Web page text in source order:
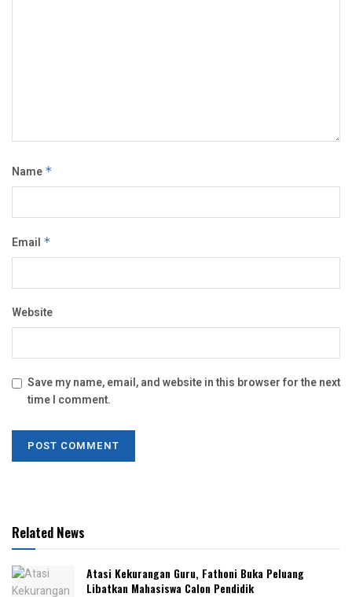
Name *
Email *
Website
Save my name, email, and website in this browser for the next
time I comment.
Related News
Atasi Kekurangan Guru, Fathoni Buka Peluang
Libatkan Mahasiswa Calon Pendidik